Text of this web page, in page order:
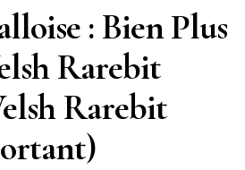
: Bien Plus
Rarebit
Rarebit